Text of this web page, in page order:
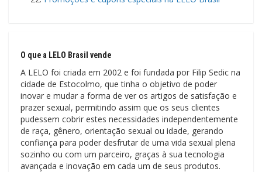
O que a LELO Brasil vende
A LELO foi criada em 2002 e foi fundada por Filip Sedic na
cidade de Estocolmo, que tinha o objetivo de poder
inovar e mudar a forma de ver os artigos de satisfação e
prazer sexual, permitindo assim que os seus clientes
pudessem cobrir estes necessidades independentemente
de raça, gênero, orientação sexual ou idade, gerando
confiança para poder desfrutar de uma vida sexual plena
sozinho ou com um parceiro, graças à sua tecnologia
avançada e inovação em cada um de seus produtos.